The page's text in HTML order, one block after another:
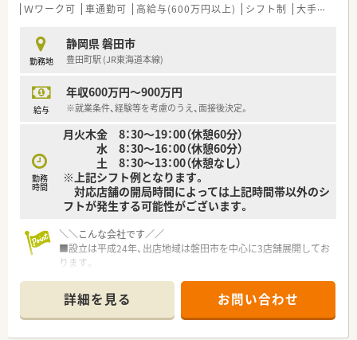
Ｗワーク可 車通勤可 高給与(600万円以上) シフト制 大手チェーン以外
勤務地
静岡県 磐田市
豊田町駅 (JR東海道本線)
給与
年収600万円～900万円
※就業条件、経験等を考慮のうえ、面接後決定。
勤務
時間
月火木金 8：30～19：00（休憩60分）
水 8：30～16：00（休憩60分）
土 8：30～13：00（休憩なし）
※上記シフト例となります。
対応店舗の開局時間によっては上記時間帯以外のシ
フトが発生する可能性がございます。
＼＼こんな会社です／／
■設立は平成24年、出店地域は磐田市を中心に3店舗展開してお
ります。
剤師として調剤室に入り、従業員と同じ目線をお持ちです。
■かかりつけや在宅業務を推進しており、国が目指す薬局の在り
方に則した企業運営をされています。
詳細を見る お問い合わせ